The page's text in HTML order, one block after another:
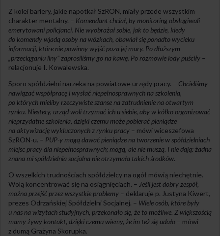
Z kolei bariery, jakie napotkał SzRON, miały przede wszystkim
charakter mentalny. – Komendant chciał, by monitoring obsługiwali
emerytowani policjanci. Nie wyobrażał sobie, jak to będzie, kiedy
do komendy wjadą osoby na wózkach, obawiał się ponadto wycieku
informacji, które nie powinny wyjść poza jej mury. Po dłuższym
„przeciąganiu liny” zaprosiliśmy go na kawę. Po rozmowie lody puściły –
relacjonuje I. Kowalewska.
Sporo spółdzielni narzeka na powiatowe urzędy pracy. – Chcieliśmy
nawiązać współpracę i wysłać niepełnosprawnych na szkolenia,
po których mieliby rzeczywiste szanse na zatrudnienie na otwartym
rynku. Niestety, urząd woli trzymać ich u siebie, aby w kółko organizować
nieprzydatne szkolenia, dzięki czemu może pobierać pieniądze
na aktywizację wykluczonych z rynku pracy – mówi wiceszefowa
SzRON-u. – PUP-y mogą dawać pieniądze na tworzenie w spółdzielniach
miejsc pracy dla niepełnosprawnych; mogą, ale nie muszą. I nie dają: żadna
znana mi spółdzielnia socjalna nie otrzymała takich środków.
O wszelkich trudnościach spółdzielcy na ogół mówią niechętnie.
Wolą koncentrować się na osiągnięciach. – Jeśli jest dobry zespół,
można przejść przez wszystkie problemy – deklaruje p. Justyna Kiwert,
prezes Odrzańskiej Spółdzielni Socjalnej. – Wiele osób, które były
u nas na wizytach studyjnych, przekonało się, że to możliwe. Z większością
mamy żywy kontakt, dzięki czemu wiemy, że im też się udało – mówi
z dumą Grażyna Skorupka.